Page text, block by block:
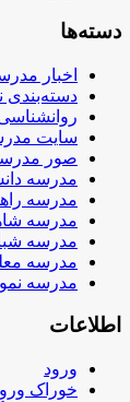
دسته‌ها
اخبار
دسته‌بندی
سایت
صور
مدرسه
مدرسه
مدرسه
مدرسه
مدرسه
مدرسه
اطلاعات
ورود
خوراک